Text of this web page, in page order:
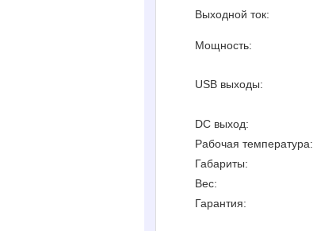
Выходной ток:
Мощность:
USB выходы:
DC выход:
Рабочая температура:
Габариты:
Вес:
Гарантия: